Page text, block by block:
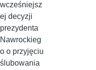
wcześniejsz
ej decyzji
prezydenta
Nawrockieg
o o przyjęciu
ślubowania